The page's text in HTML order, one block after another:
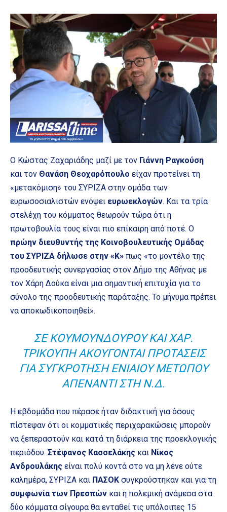
Ο Κώστας Ζαχαριάδης μαζί με τον Γιάννη Ραγκούση
και τον Θανάση Θεοχαρόπουλο είχαν προτείνει τη
«μετακόμιση» του ΣΥΡΙΖΑ στην ομάδα των
ευρωσοσιαλιστών ενόψει ευρωεκλογών. Και τα τρία
στελέχη του κόμματος θεωρούν τώρα ότι η
πρωτοβουλία τους είναι πιο επίκαιρη από ποτέ. Ο
πρώην διευθυντής της Κοινοβουλευτικής Ομάδας
του ΣΥΡΙΖΑ δήλωσε στην «Κ» πως «το μοντέλο της
προοδευτικής συνεργασίας στον Δήμο της Αθήνας με
τον Χάρη Δούκα είναι μια σημαντική επιτυχία για το
σύνολο της προοδευτικής παράταξης. Το μήνυμα πρέπει
να αποκωδικοποιηθεί».
ΣΕ ΚΟΥΜΟΥΝΔΟΎΡΟΥ ΚΑΙ ΧΑΡ.
ΤΡΙΚΟΎΠΗ ΑΚΟΎΓΟΝΤΑΙ ΠΡΟΤΆΣΕΙΣ
ΓΙΑ ΣΥΓΚΡΌΤΗΣΗ ΕΝΙΑΊΟΥ ΜΕΤΏΠΟΥ
ΑΠΈΝΑΝΤΙ ΣΤΗ Ν.Δ.
Η εβδομάδα που πέρασε ήταν διδακτική για όσους
πίστεψαν ότι οι κομματικές περιχαρακώσεις μπορούν
να ξεπεραστούν και κατά τη διάρκεια της προεκλογικής
περιόδου. Στέφανος Κασσελάκης και Νίκος
Ανδρουλάκης είναι πολύ κοντά στο να μη λένε ούτε
καλημέρα, ΣΥΡΙΖΑ και ΠΑΣΟΚ συγκρούστηκαν και για τη
συμφωνία των Πρεσπών και η πολεμική ανάμεσα στα
δύο κόμματα σίγουρα θα ενταθεί τις υπόλοιπες 15